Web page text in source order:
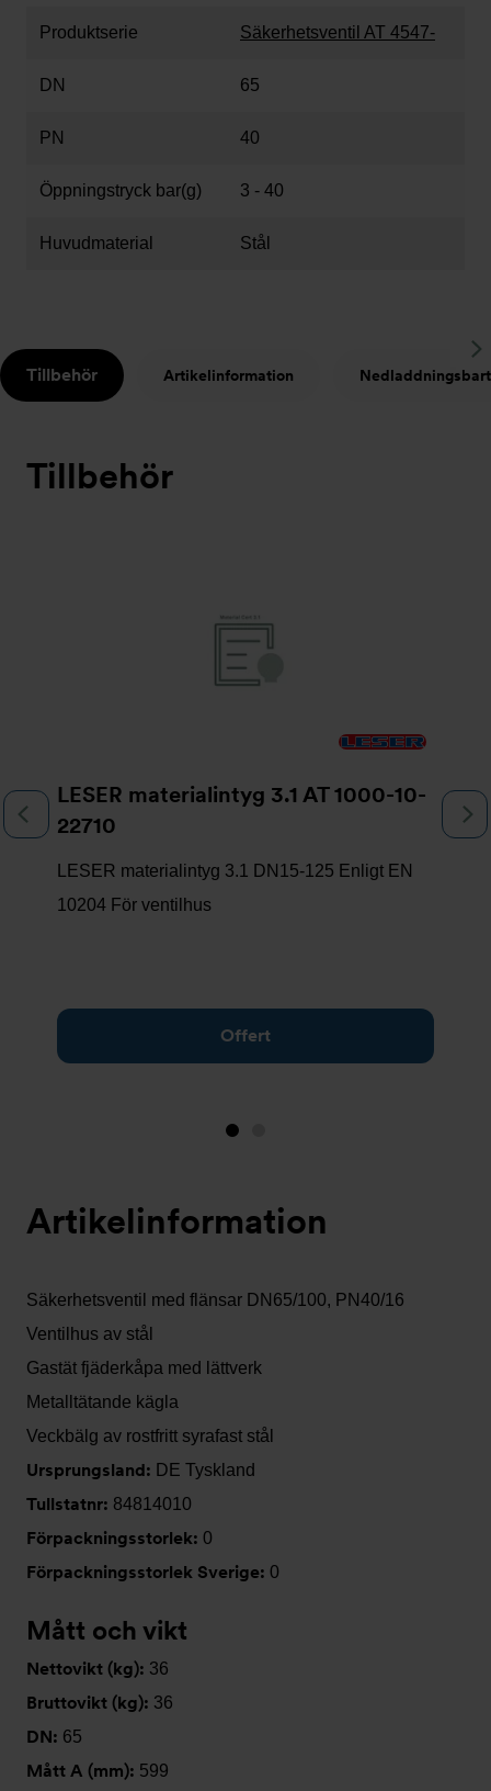
Produktserie Säkerhetsventil AT 4547-
DN 65
PN 40
Öppningstryck bar(g) 3 - 40
Huvudmaterial Stål
Tillbehör Artikelinformation Nedladdningsbart
Tillbehör
LESER materialintyg 3.1 AT 1000-10-
22710
LESER materialintyg 3.1 DN15-125 Enligt EN
10204 För ventilhus
Offert
Bild
nu)
Artikelinformation
Säkerhetsventil med flänsar DN65/100, PN40/16
Ventilhus av stål
Gastät fjäderkåpa med lättverk
Metalltätande kägla
Veckbälg av rostfritt syrafast stål
Ursprungsland: DE Tyskland
Tullstatnr: 84814010
Förpackningsstorlek: 0
Förpackningsstorlek Sverige: 0
Mått och vikt
Nettovikt (kg): 36
Bruttovikt (kg): 36
DN: 65
Mått A (mm): 599